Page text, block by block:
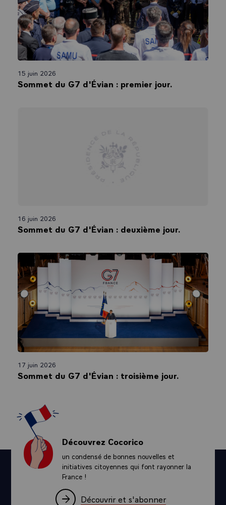
15 juin 2026
Sommet du G7 d'Évian : premier jour.
16 juin 2026
Sommet du G7 d'Évian : deuxième jour.
17 juin 2026
Sommet du G7 d'Évian : troisième jour.
Découvrez Cocorico
un condensé de bonnes nouvelles et
initiatives citoyennes qui font rayonner la
France !
Découvrir et s'abonner